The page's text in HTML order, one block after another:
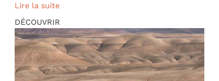
Lire la suite
DÉCOUVRIR